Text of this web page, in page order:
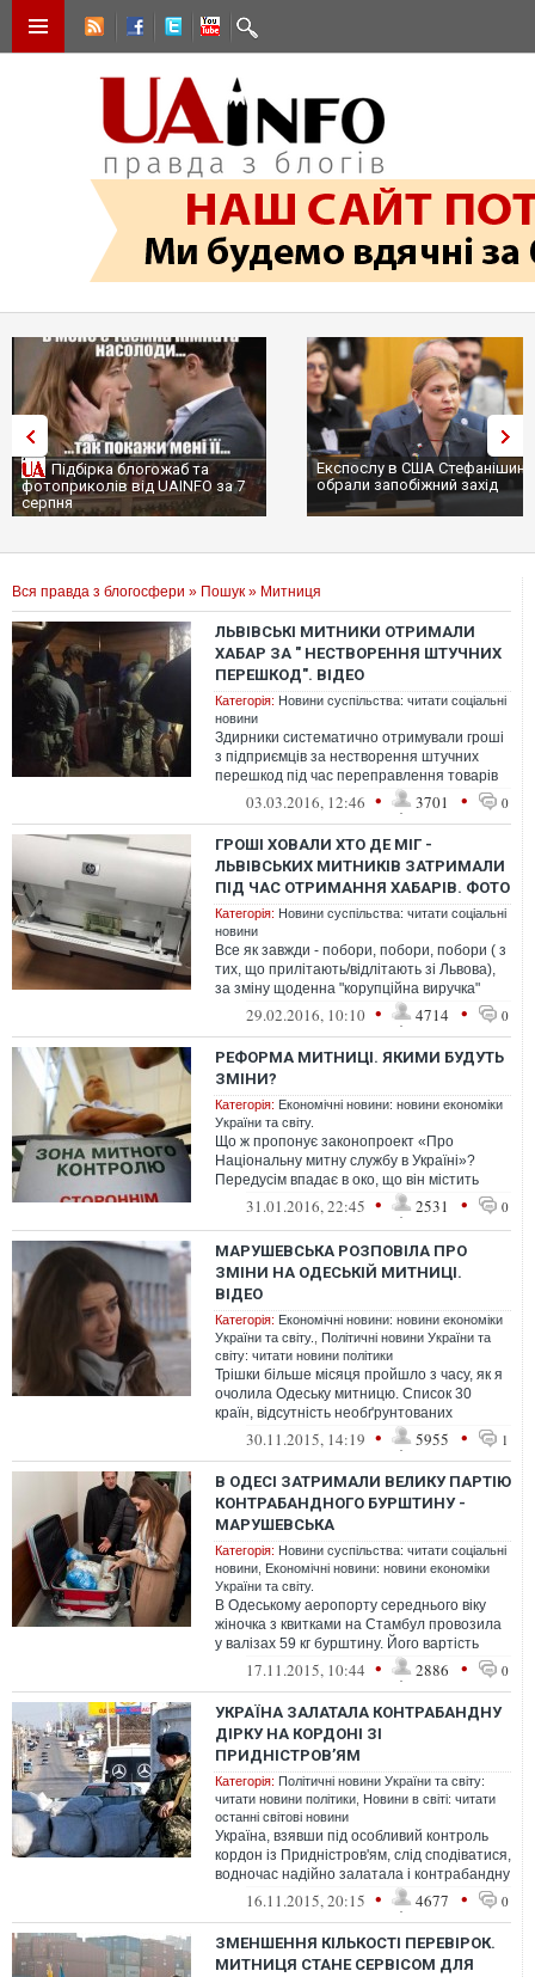
Підбірка блогожаб та
фотоприколів від UAINFO за 7
серпня
Експослу в США
обрали запобіжний захід
Вся правда з блогосфери » Пошук » Митниця
ЛЬВІВСЬКІ МИТНИКИ ОТРИМАЛИ
ХАБАР ЗА " НЕСТВОРЕННЯ ШТУЧНИХ
ПЕРЕШКОД". ВІДЕО
Категорія: Новини суспільства: читати соціальні
новини
Здирники систематично отримували гроші
з підприємців за нестворення штучних
перешкод під час переправлення товарів
через державний кордон.
03.03.2016, 12:46 • 3701 • 0
ГРОШІ ХОВАЛИ ХТО ДЕ МІГ -
ЛЬВІВСЬКИХ МИТНИКІВ ЗАТРИМАЛИ
ПІД ЧАС ОТРИМАННЯ ХАБАРІВ. ФОТО
Категорія: Новини суспільства: читати соціальні
новини
Все як завжди - побори, побори, побори ( з
тих, що прилітають/відлітають зі Львова),
за зміну щоденна "корупційна виручка"
складала до 20 тис грн
29.02.2016, 10:10 • 4714 • 0
РЕФОРМА МИТНИЦІ. ЯКИМИ БУДУТЬ
ЗМІНИ?
Категорія: Економічні новини: новини економіки
України та світу.
Що ж пропонує законопроект «Про
Національну митну службу в Україні»?
Передусім впадає в око, що він містить
неймовірно велику кількість «обтічних»,
31.01.2016, 22:45 • 2531 • 0
МАРУШЕВСЬКА РОЗПОВІЛА ПРО
ЗМІНИ НА ОДЕСЬКІЙ МИТНИЦІ.
ВІДЕО
Категорія: Економічні новини: новини економіки
України та світу.
Політичні новини України та
світу: читати новини політики
Трішки більше місяця пройшло з часу, як я
очолила Одеську митницю. Список 30
країн, відсутність необґрунтованих
перевірок правоохоронних органів, скас...
30.11.2015, 14:19 • 5955 • 1
В ОДЕСІ ЗАТРИМАЛИ ВЕЛИКУ ПАРТІЮ
КОНТРАБАНДНОГО БУРШТИНУ -
МАРУШЕВСЬКА
Категорія: Новини суспільства: читати соціальні
новини Економічні новини: новини економіки
України та світу.
В Одеському аеропорту середнього віку
жіночка з квитками на Стамбул провозила
у валізах 59 кг бурштину. Його вартість
приблизно 9 млн. гривень.
17.11.2015, 10:44 • 2886 • 0
УКРАЇНА ЗАЛАТАЛА КОНТРАБАНДНУ
ДІРКУ НА КОРДОНІ ЗІ
ПРИДНІСТРОВ’ЯМ
Категорія: Політичні новини України та світу:
читати новини політики Новини в світі: читати
останні світові новини
Україна, взявши під особливий контроль
кордон із Придністров'ям, слід сподіватися,
водночас надійно залатала і контрабандну
дірку охороною кількох дес...
16.11.2015, 20:15 • 4677 • 0
ЗМЕНШЕННЯ КІЛЬКОСТІ ПЕРЕВІРОК.
МИТНИЦЯ СТАНЕ СЕРВІСОМ ДЛЯ